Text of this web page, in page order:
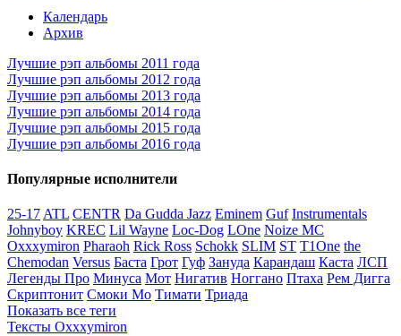
Календарь
Архив
Лучшие рэп альбомы 2011 года
Лучшие рэп альбомы 2012 года
Лучшие рэп альбомы 2013 года
Лучшие рэп альбомы 2014 года
Лучшие рэп альбомы 2015 года
Лучшие рэп альбомы 2016 года
Популярные исполнители
25-17 ATL CENTR Da Gudda Jazz Eminem Guf Instrumentals
Johnyboy KREC Lil Wayne Loc-Dog LOne Noize MC
Oxxxymiron Pharaoh Rick Ross Schokk SLIM ST T1One the
Chemodan Versus Баста Грот Гуф Зануда Карандаш Каста ЛСП
Легенды Про Минуса Мот Нигатив Ноггано Птаха Рем Дигга
Скриптонит Смоки Мо Тимати Триада
Показать все теги
Тексты Oxxxymiron